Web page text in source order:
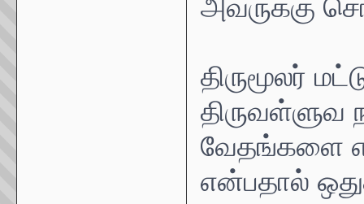
திருமூலர்
திருவள்ளுவ
வேதங்களை
என்பதால்